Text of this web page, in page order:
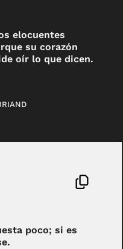
elocuentes
su corazón
oír lo que dicen.
poco; si es